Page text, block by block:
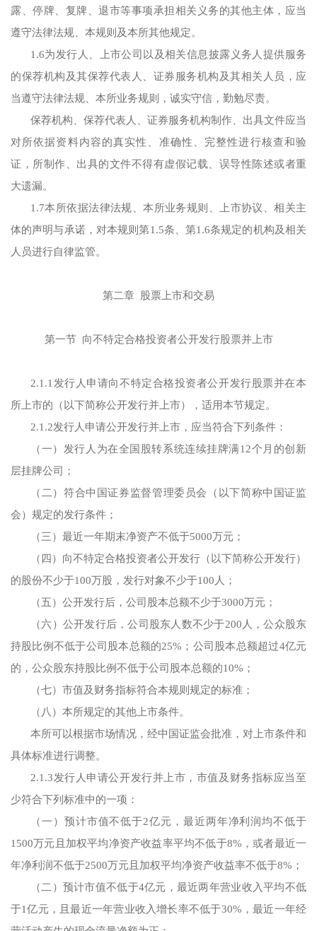
露、停牌、复牌、退市等事项承担相关义务的其他主体，应当
遵守法律法规、本规则及本所其他规定。
1.6为发行人、上市公司以及相关信息披露义务人提供服务
的保荐机构及其保荐代表人、证券服务机构及其相关人员，应
当遵守法律法规、本所业务规则，诚实守信，勤勉尽责。
保荐机构、保荐代表人、证券服务机构制作、出具文件应当
对所依据资料内容的真实性、准确性、完整性进行核查和验
证，所制作、出具的文件不得有虚假记载、误导性陈述或者重
大遗漏。
1.7本所依据法律法规、本所业务规则、上市协议、相关主
体的声明与承诺，对本规则第1.5条、第1.6条规定的机构及相关
人员进行自律监管。
第二章 股票上市和交易
第一节 向不特定合格投资者公开发行股票并上市
2.1.1发行人申请向不特定合格投资者公开发行股票并在本
所上市的（以下简称公开发行并上市），适用本节规定。
2.1.2发行人申请公开发行并上市，应当符合下列条件：
（一）发行人为在全国股转系统连续挂牌满12个月的创新
层挂牌公司；
（二）符合中国证券监督管理委员会（以下简称中国证监
会）规定的发行条件；
（三）最近一年期末净资产不低于5000万元；
（四）向不特定合格投资者公开发行（以下简称公开发行）
的股份不少于100万股，发行对象不少于100人；
（五）公开发行后，公司股本总额不少于3000万元；
（六）公开发行后，公司股东人数不少于200人，公众股东
持股比例不低于公司股本总额的25%；公司股本总额超过4亿元
的，公众股东持股比例不低于公司股本总额的10%；
（七）市值及财务指标符合本规则规定的标准；
（八）本所规定的其他上市条件。
本所可以根据市场情况，经中国证监会批准，对上市条件和
具体标准进行调整。
2.1.3发行人申请公开发行并上市，市值及财务指标应当至
少符合下列标准中的一项：
（一）预计市值不低于2亿元，最近两年净利润均不低于
1500万元且加权平均净资产收益率平均不低于8%，或者最近一
年净利润不低于2500万元且加权平均净资产收益率不低于8%；
（二）预计市值不低于4亿元，最近两年营业收入平均不低
于1亿元，且最近一年营业收入增长率不低于30%，最近一年经